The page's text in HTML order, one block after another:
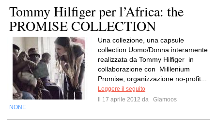
Tommy Hilfiger per l’Africa: the
PROMISE COLLECTION
Una collezione, una capsule
collection Uomo/Donna interamente
realizzata da Tommy Hilfiger in
collaborazione con Milllenium
Promise, organizzazione no-profit...
Leggere il seguito
Il 17 aprile 2012 da
Glamoos
NONE